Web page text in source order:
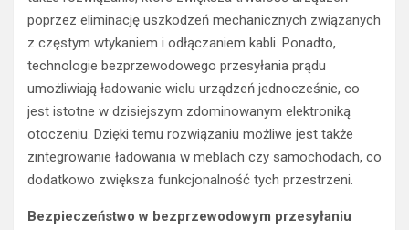
poprzez eliminację uszkodzeń mechanicznych związanych
z częstym wtykaniem i odłączaniem kabli. Ponadto,
technologie bezprzewodowego przesyłania prądu
umożliwiają ładowanie wielu urządzeń jednocześnie, co
jest istotne w dzisiejszym zdominowanym elektroniką
otoczeniu. Dzięki temu rozwiązaniu możliwe jest także
zintegrowanie ładowania w meblach czy samochodach, co
dodatkowo zwiększa funkcjonalność tych przestrzeni.
Bezpieczeństwo w bezprzewodowym przesyłaniu